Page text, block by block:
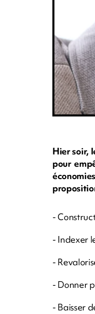
Hier soir,
pour
-
- Indexer
-
- Donner
- Baisser